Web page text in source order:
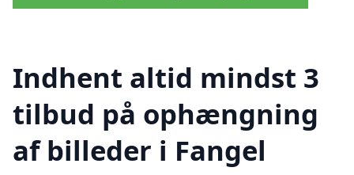
Indhent altid mindst 3
tilbud på ophængning
af billeder i Fangel